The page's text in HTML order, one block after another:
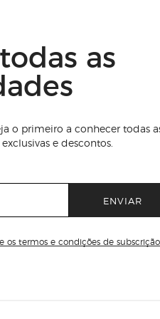
as
o primeiro a conhecer todas
e descontos.
ENVIAR
os termos e condições de subscrição